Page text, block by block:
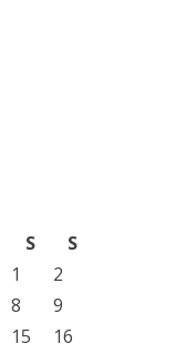
S
S
1
2
8
9
15
16